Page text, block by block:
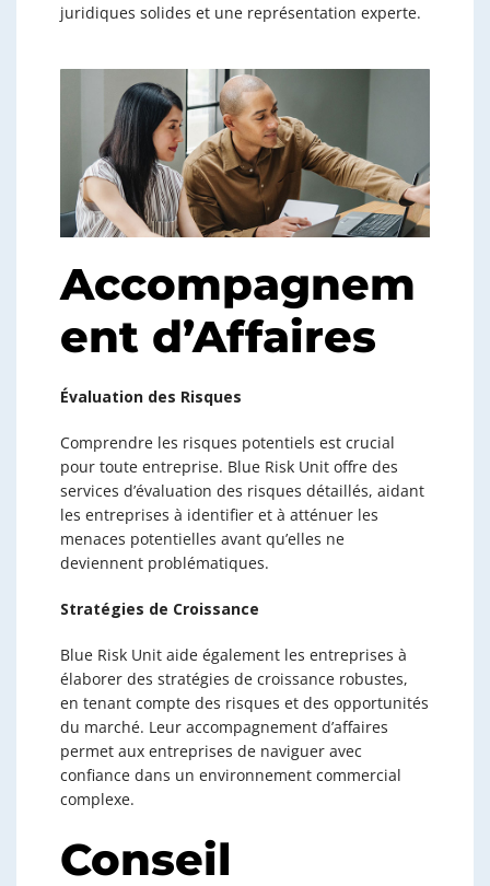
juridiques solides et une représentation experte.
Accompagnem
ent d’Affaires
Évaluation des Risques
Comprendre les risques potentiels est crucial
pour toute entreprise. Blue Risk Unit offre des
services d’évaluation des risques détaillés, aidant
les entreprises à identifier et à atténuer les
menaces potentielles avant qu’elles ne
deviennent problématiques.
Stratégies de Croissance
Blue Risk Unit aide également les entreprises à
élaborer des stratégies de croissance robustes,
en tenant compte des risques et des opportunités
du marché. Leur accompagnement d’affaires
permet aux entreprises de naviguer avec
confiance dans un environnement commercial
complexe.
Conseil